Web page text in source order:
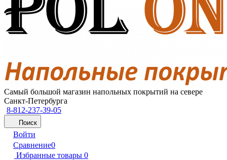
Самый большой магазин напольных покрытий на севере
Санкт-Петербурга
8-812-237-39-05
Поиск
Войти
Сравнение0
Избранные товары 0